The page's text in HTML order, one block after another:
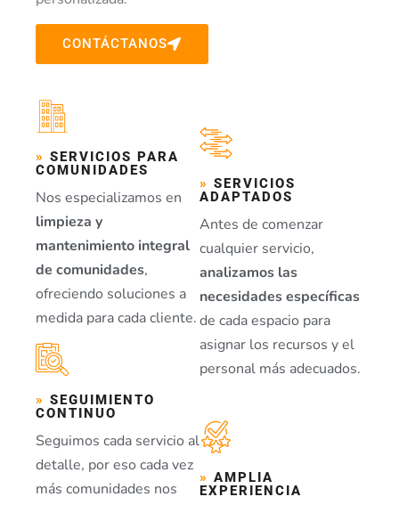
CONTÁCTANOS
» SERVICIOS PARA
COMUNIDADES
Nos especializamos en
limpieza y
mantenimiento integral
de comunidades,
ofreciendo soluciones a
medida para cada cliente.
» SEGUIMIENTO
CONTINUO
Seguimos cada servicio al
detalle, por eso cada vez
más comunidades nos
» SERVICIOS
ADAPTADOS
Antes de comenzar
cualquier servicio,
analizamos las
necesidades específicas
de cada espacio para
asignar los recursos y el
personal más adecuados.
» AMPLIA
EXPERIENCIA